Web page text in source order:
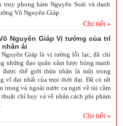
truy phong hàm Nguyên Soái và danh
Võ Nguyên Giáp.
Chi tiết »
Nguyên Giáp Vị tướng của trí
ái
Giáp là vị tướng lỗi lạc, đã chỉ
những đạo quân xâm lược hùng mạnh
được thế giới thừa nhận là một trong
vĩ đại nhất của mọi thời đại. Đã có rất
trong và ngoài nước ca ngợi về tài cầm
thuật chỉ huy và về nhân cách phi phàm
Chi tiết »